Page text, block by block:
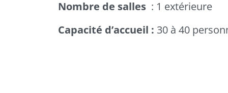
Nombre de salles : 1 extérieure
Capacité d’accueil : 30 à 40